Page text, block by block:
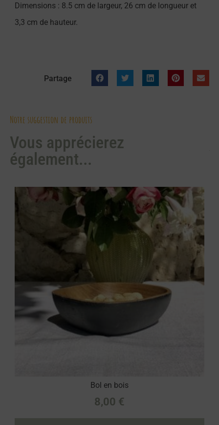
Dimensions : 8.5 cm de largeur, 26 cm de longueur et
3,3 cm de hauteur.
Partage
Notre suggestion de produits
Vous apprécierez
également...
Bol en bois
8,00 €